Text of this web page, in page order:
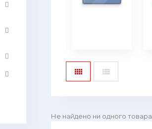
Не найдено ни одного товара